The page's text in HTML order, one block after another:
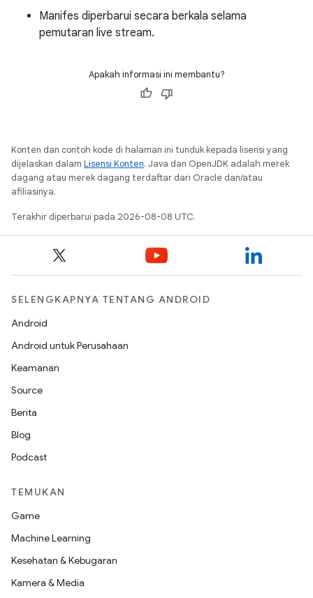
Manifes diperbarui secara berkala selama
pemutaran live stream.
Apakah informasi ini membantu?
Konten dan contoh kode di halaman ini tunduk kepada lisensi yang
dijelaskan dalam Lisensi Konten. Java dan OpenJDK adalah merek
dagang atau merek dagang terdaftar dari Oracle dan/atau
afiliasinya.
Terakhir diperbarui pada 2026-08-08 UTC.
SELENGKAPNYA TENTANG ANDROID
Android
Android untuk Perusahaan
Keamanan
Source
Berita
Blog
Podcast
TEMUKAN
Game
Machine Learning
Kesehatan & Kebugaran
Kamera & Media